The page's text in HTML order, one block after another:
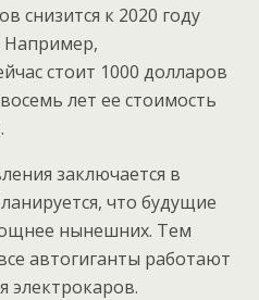
снизится к 2020 году
Например,
стоит 1000 долларов
лет ее стоимость
заключается в
что будущие
нынешних. Тем
автогиганты работают
электрокаров.